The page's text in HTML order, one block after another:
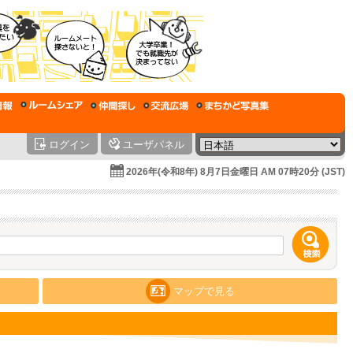
ログイン ユーザパネル
2026年(令和8年) 8月7日金曜日 AM 07時20分 (JST)
マップで見る